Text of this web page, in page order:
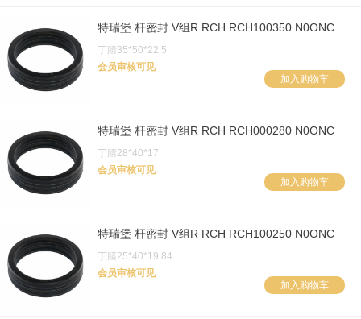
特瑞堡 杆密封 V组R RCH RCH100350 N0ONC
丁腈35*50*22.5
会员审核可见
加入购物车
特瑞堡 杆密封 V组R RCH RCH000280 N0ONC
丁腈28*40*17
会员审核可见
加入购物车
特瑞堡 杆密封 V组R RCH RCH100250 N0ONC
丁腈25*40*19.84
会员审核可见
加入购物车